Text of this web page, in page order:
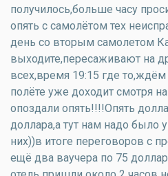
получилось,больше часу
опять с самолётом тех
день со вторым самолетом
выходите,пересаживают на
всех,время 19:15 где
полёте уже доходит смотря
опоздали опять!!!!Опять
доллара,а тут нам надо было
них))в итоге переговоров с
ещё два ваучера по 75